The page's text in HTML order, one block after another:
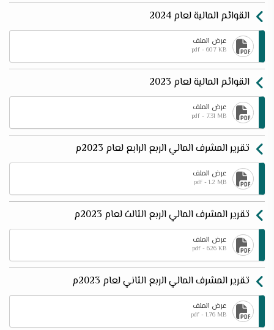
القوائم المالية لعام 2024
عرض الملف
pdf - 607 KB
القوائم المالية لعام 2023
عرض الملف
pdf - 7.31 MB
تقرير المشرف المالي الربع الرابع لعام 2023م
عرض الملف
pdf - 1.2 MB
تقرير المشرف المالي الربع الثالث لعام 2023م
عرض الملف
pdf - 626 KB
تقرير المشرف المالي الربع الثاني لعام 2023م
عرض الملف
pdf - 1.76 MB